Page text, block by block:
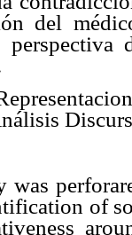
del
perspectiva
was
of